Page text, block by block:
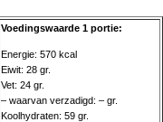
Voedingswaarde 1 portie:
Energie: 570 kcal
Eiwit: 28 gr.
Vet: 24 gr.
– waarvan verzadigd: – gr.
Koolhydraten: 59 gr.